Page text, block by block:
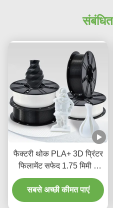
फैक्टरी थोक PLA+ 3D प्रिंटर
फिलामेंट सफेद 1.75 मिमी 1
KG 3D प्रिंटिंग सामग्री
सबसे अच्छी कीमत पाएं